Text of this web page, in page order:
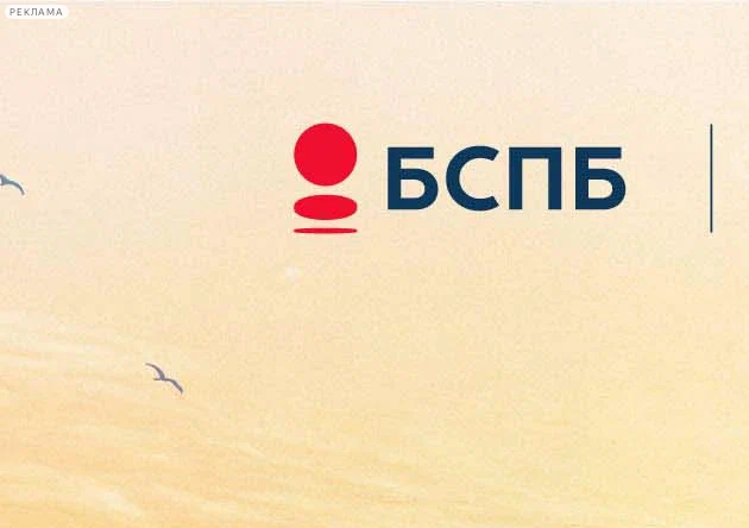
РЕКЛАМА
лекции
книги